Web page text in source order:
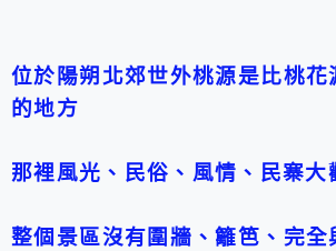
位於陽朔北郊世外桃源是比桃花
的地方
那裡風光、民俗、風情、民寨大
整個景區沒有圍牆、籬笆、完全